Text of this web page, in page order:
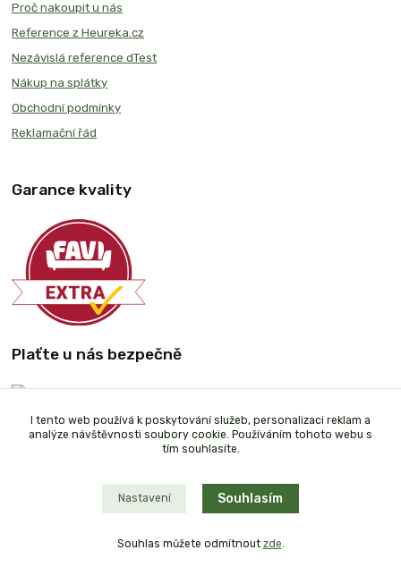
Proč nakoupit u nás
Reference z Heureka.cz
Nezávislá reference dTest
Nákup na splátky
Obchodní podmínky
Reklamační řád
Garance kvality
Plaťte u nás bezpečně
I tento web používá k poskytování služeb, personalizaci reklam a
analýze návštěvnosti soubory cookie. Používáním tohoto webu s
tím souhlasíte.
Nastavení Souhlasím
Souhlas můžete odmítnout zde